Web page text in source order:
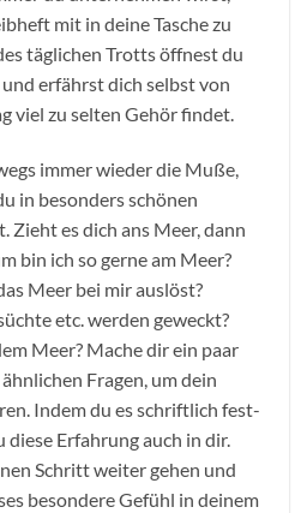
mit in deine Tasche zu
täglichen Trotts öffnest du
erfährst dich selbst von
viel zu selten Gehör findet.
immer wieder die Muße,
in besonders schönen
Zieht es dich ans Meer, dann
bin ich so gerne am Meer?
Meer bei mir auslöst?
etc. werden geweckt?
Meer? Mache dir ein paar
Fragen, um dein
Indem du es schriftlich fest­
Erfahrung auch in dir.
Schritt weiter gehen und
besondere Gefühl in deinem